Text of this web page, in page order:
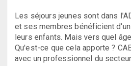
Les séjours jeunes sont dans
et ses membres bénéficient
leurs enfants. Mais vers quel
Qu'est-ce que cela apporte ?
avec un professionnel du